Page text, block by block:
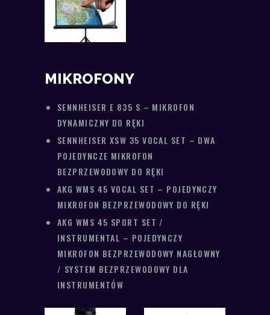
MIKROFONY
SENNHEISER E 835 S – MIKROFON
DYNAMICZNY DO RĘKI
SENNHEISER XSW 35 VOCAL SET – DWA
POJEDYNCZE MIKROFON
BEZPRZEWODOWY DO RĘKI
AKG WMS 45 VOCAL SET – POJEDYNCZY
MIKROFON BEZPRZEWODOWY DO RĘKI
AKG WMS 45 SPORT SET /
INSTRUMENTAL – POJEDYNCZY
MIKROFON BEZPRZEWODOWY NAGŁOWNY
/ SYSTEM BEZPRZEWODOWY DLA
INSTRUMENTÓW